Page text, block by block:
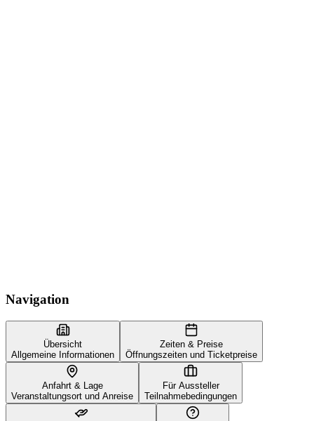
Navigation
Übersicht
Allgemeine Informationen
Zeiten & Preise
Öffnungszeiten und Ticketpreise
Anfahrt & Lage
Veranstaltungsort und Anreise
Für Aussteller
Teilnahmebedingungen